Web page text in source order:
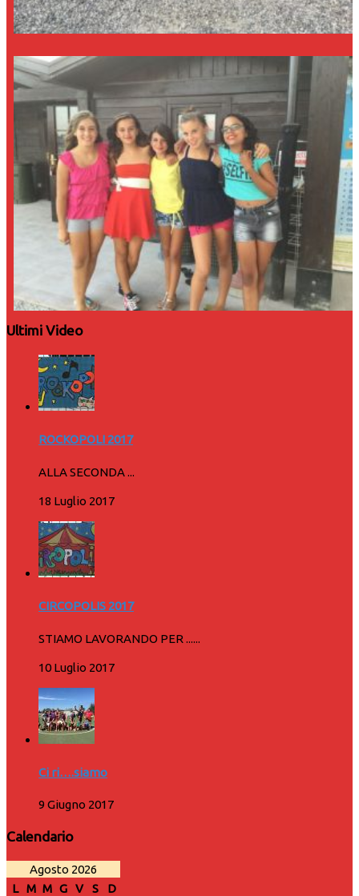
Ultimi Video
ROCKOPOLI 2017
ALLA SECONDA ...
18 Luglio 2017
CIRCOPOLIS 2017
STIAMO LAVORANDO PER ......
10 Luglio 2017
Ci ri….siamo
9 Giugno 2017
Calendario
Agosto 2026
L M M G V S D